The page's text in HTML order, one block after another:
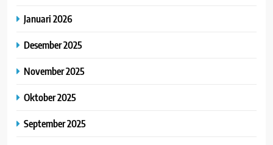
Januari 2026
Desember 2025
November 2025
Oktober 2025
September 2025